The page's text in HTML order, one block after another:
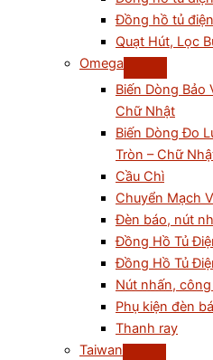
Đồng hồ tủ
Quạt Hút, Lọc
Omega
Biến Dòng Bảo
Chữ Nhật
Biến Dòng Đo
Tròn – Chữ
Cầu Chì
Chuyển Mạch
Đèn báo, nút
Đồng Hồ Tủ
Đồng Hồ Tủ
Nút nhấn,
Phụ kiện đèn
Thanh ray
Taiwan